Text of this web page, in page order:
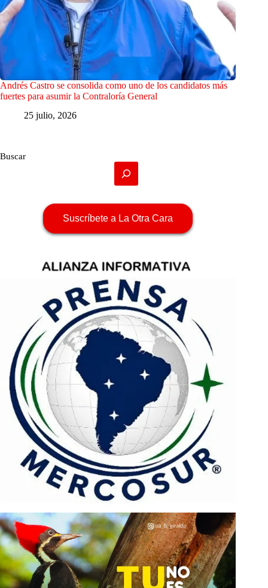
Andrés Castro se consolida como uno de los candidatos más
fuertes para asumir la Contraloría General
25 julio, 2026
Buscar
Suscríbete a La Otra Cara